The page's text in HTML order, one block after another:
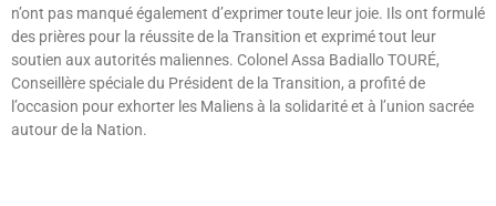
n’ont pas manqué également d’exprimer toute leur joie. Ils ont formulé
des prières pour la réussite de la Transition et exprimé tout leur
soutien aux autorités maliennes. Colonel Assa Badiallo TOURÉ,
Conseillère spéciale du Président de la Transition, a profité de
l’occasion pour exhorter les Maliens à la solidarité et à l’union sacrée
autour de la Nation.